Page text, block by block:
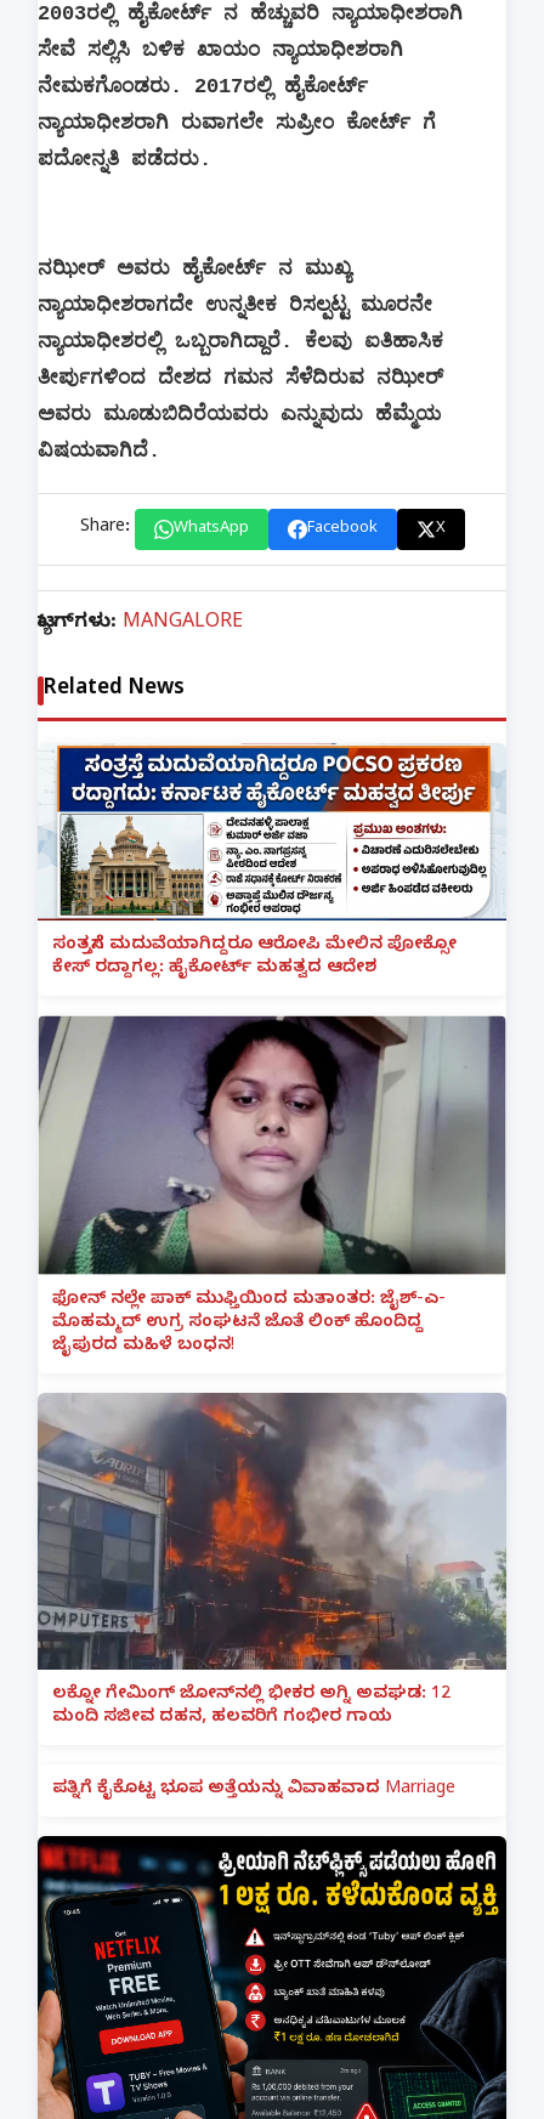
2003ರಲ್ಲಿ ಹೈಕೋರ್ಟ್ ನ ಹೆಚ್ಚುವರಿ ನ್ಯಾಯಾಧೀಶರಾಗಿ
ಸೇವೆ ಸಲ್ಲಿಸಿ ಬಳಿಕ ಖಾಯಂ ನ್ಯಾಯಾಧೀಶರಾಗಿ
ನೇಮಕಗೊಂಡರು. 2017ರಲ್ಲಿ ಹೈಕೋರ್ಟ್
ನ್ಯಾಯಾಧೀಶರಾಗಿ ರುವಾಗಲೇ ಸುಪ್ರೀಂ ಕೋರ್ಟ್‌ ಗೆ
ಪದೋನ್ನತಿ ಪಡೆದರು.
ನಝೀರ್ ಅವರು ಹೈಕೋರ್ಟ್ ನ ಮುಖ್ಯ
ನ್ಯಾಯಾಧೀಶರಾಗದೇ ಉನ್ನತೀಕ ರಿಸಲ್ಪಟ್ಟ ಮೂರನೇ
ನ್ಯಾಯಾಧೀಶರಲ್ಲಿ ಒಬ್ಬರಾಗಿದ್ದಾರೆ. ಕೆಲವು ಐತಿಹಾಸಿಕ
ತೀರ್ಪುಗಳಿಂದ ದೇಶದ ಗಮನ ಸೆಳೆದಿರುವ ನಝೀರ್
ಅವರು ಮೂಡುಬಿದಿರೆಯವರು ಎನ್ನುವುದು ಹೆಮ್ಮೆಯ
ವಿಷಯವಾಗಿದೆ.
Share: WhatsApp Facebook X
ಟ್ಯಾಗ್‌ಗಳು: MANGALORE
Related News
ಸಂತ್ರಸ್ತೆಗೆ ಮದುವೆಯಾಗಿದ್ದರೂ ಆರೋಪಿ ಮೇಲಿನ ಪೋಕ್ಸೋ
ಕೇಸ್ ರದ್ದಾಗಲ್ಲ: ಹೈಕೋರ್ಟ್ ಮಹತ್ವದ ಆದೇಶ
ಫೋನ್ ನಲ್ಲೇ ಪಾಕ್ ಮುಫ್ತಿಯಿಂದ ಮತಾಂತರ: ಜೈಶ್-ಎ-
ಮೊಹಮ್ಮದ್ ಉಗ್ರ ಸಂಘಟನೆ ಜೊತೆ ಲಿಂಕ್ ಹೊಂದಿದ್ದ
ಜೈಪುರದ ಮಹಿಳೆ ಬಂಧನ!
ಲಕ್ನೋ ಗೇಮಿಂಗ್ ಜೋನ್‌ನಲ್ಲಿ ಭೀಕರ ಅಗ್ನಿ ಅವಘಡ: 12
ಮಂದಿ ಸಜೀವ ದಹನ, ಹಲವರಿಗೆ ಗಂಭೀರ ಗಾಯ
ಪತ್ನಿಗೆ ಕೈಕೊಟ್ಟ ಭೂಪ ಅತ್ತೆಯನ್ನು ವಿವಾಹವಾದ Marriage